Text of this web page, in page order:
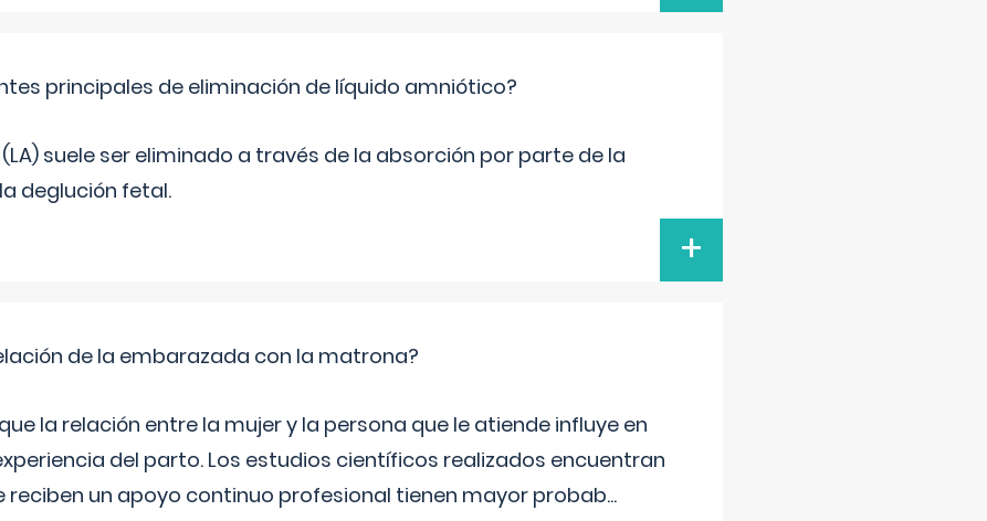
principales de eliminación de líquido amniótico?
suele ser eliminado a través de la absorción por parte de la
deglución fetal.
+
de la embarazada con la matrona?
la relación entre la mujer y la persona que le atiende influye en
del parto. Los estudios científicos realizados encuentran
reciben un apoyo continuo profesional tienen mayor probab...